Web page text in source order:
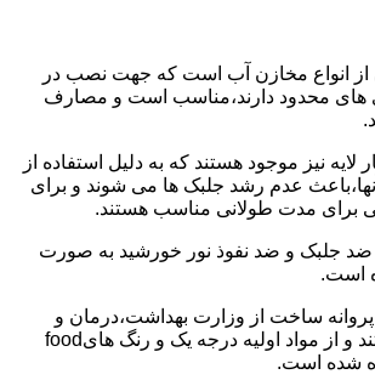
از انواع مخازن آب است که جهت نصب در
های محدود دارند،مناسب است و مصارف
نیز موجود هستند که به دلیل استفاده از
عدم رشد جلبک ها می شوند و برای
برای مدت طولانی مناسب هستند.
ضد جلبک و ضد نفوذ نور خورشید به صورت
است.
ساخت از وزارت بهداشت،درمان و
آموزش پزشکی هستند و از مواد اولیه درجه یک و رنگ هایfood